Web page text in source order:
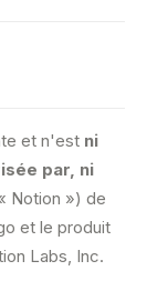
et n'est ni
par, ni
Notion ») de
et le produit
Labs, Inc.